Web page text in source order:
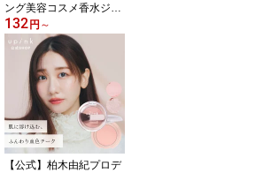
ング美容コスメ香水ジャ
ンル1位獲得！ Wonjung
yo 【ウォンジョンヨ ス
トレートシャンプー／ト
リートメント 細い髪用／
普通〜太い髪用】
132円 ～
【公式】柏木由紀プロデ